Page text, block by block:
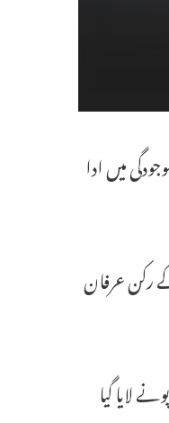
میں ادا
رکن عرفان
پونے لایا گیا